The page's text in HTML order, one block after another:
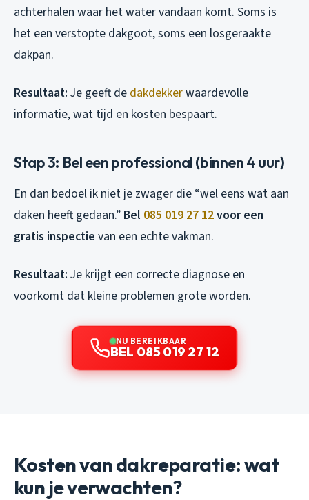
achterhalen waar het water vandaan komt. Soms is
het een verstopte dakgoot, soms een losgeraakte
dakpan.
Resultaat: Je geeft de dakdekkerwaardevolle
informatie, wat tijd en kosten bespaart.
Stap 3: Bel een professional (binnen 4 uur)
En dan bedoel ik niet je zwager die “wel eens wat aan
daken heeft gedaan.” Bel 085 019 27 12voor een
gratis inspectie van een echte vakman.
Resultaat: Je krijgt een correcte diagnose en
voorkomt dat kleine problemen grote worden.
NU BEREIKBAAR
BEL 085 019 27 12
Kosten van dakreparatie: wat
kun je verwachten?